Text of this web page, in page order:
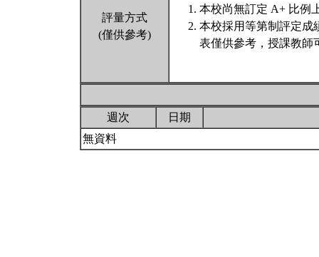
評量方式
(僅供參考)
本校尚無訂定 A+ 比例
本校採用等第制評定成
表僅供參考，授課教師
週次
日期
無資料